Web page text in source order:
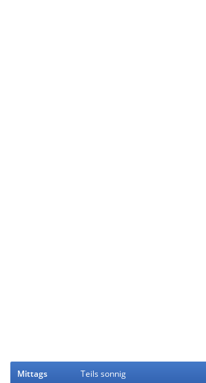
Mittags Teils sonnig